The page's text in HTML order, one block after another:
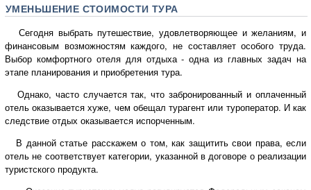
УМЕНЬШЕНИЕ СТОИМОСТИ ТУРА
Сегодня выбрать путешествие, удовлетворяющее и желаниям, и
финансовым возможностям каждого, не составляет особого труда.
Выбор комфортного отеля для отдыха - одна из главных задач на
этапе планирования и приобретения тура.
Однако, часто случается так, что забронированный и оплаченный
отель оказывается хуже, чем обещал турагент или туроператор. И как
следствие отдых оказывается испорченным.
В данной статье расскажем о том, как защитить свои права, если
отель не соответствует категории, указанной в договоре о реализации
туристского продукта.